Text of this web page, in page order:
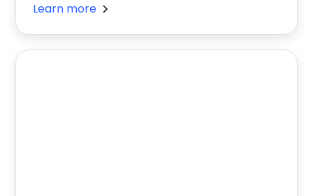
Learn more